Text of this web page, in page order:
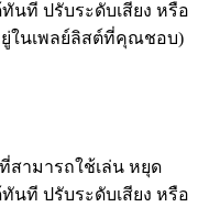
นที ปรับระดับเสียง หรือ
ในเพลย์ลิสต์ที่คุณชอบ)
สามารถใช้เล่น หยุด
นที ปรับระดับเสียง หรือ